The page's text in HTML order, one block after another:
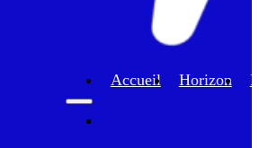
Accueil Horizon